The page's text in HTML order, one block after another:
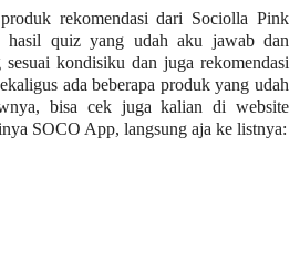
rekomendasi dari Sociolla Pink
hasil quiz yang udah aku jawab dan
kondisiku dan juga rekomendasi
ada beberapa produk yang udah
bisa cek juga kalian di website
SOCO App, langsung aja ke listnya: